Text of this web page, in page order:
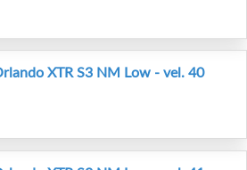
XTR S3 NM Low - vel. 40